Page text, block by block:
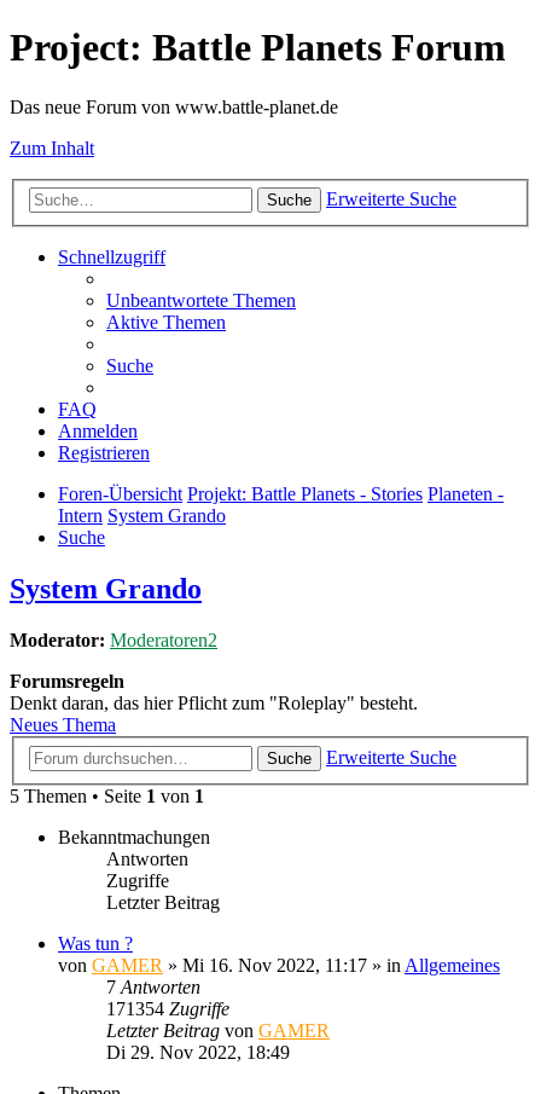
Project: Battle Planets Forum
Das neue Forum von www.battle-planet.de
Zum Inhalt
Suche Erweiterte Suche
Schnellzugriff
Unbeantwortete Themen
Aktive Themen
Suche
FAQ
Anmelden
Registrieren
Foren-Übersicht Projekt: Battle Planets - Stories Planeten -
Intern System Grando
Suche
System Grando
Moderator: Moderatoren2
Forumsregeln
Denkt daran, das hier Pflicht zum "Roleplay" besteht.
Neues Thema
Suche
Erweiterte Suche
5 Themen • Seite 1 von 1
Bekanntmachungen
Antworten
Zugriffe
Letzter Beitrag
Was tun ?
von GAMER » Mi 16. Nov 2022, 11:17 » in Allgemeines
7 Antworten
171354 Zugriffe
Letzter Beitrag von GAMER
Di 29. Nov 2022, 18:49